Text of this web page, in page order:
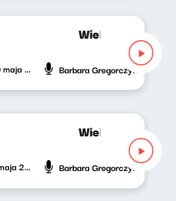
Wielki świat
20 maja 2023 Barbara Gregorczyk
Wielki świat
6 maja 2023 Barbara Gregorczyk